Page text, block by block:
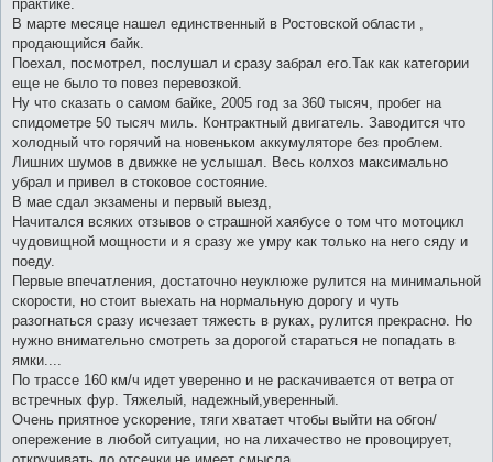
практике.
В марте месяце нашел единственный в Ростовской области ,
продающийся байк.
Поехал, посмотрел, послушал и сразу забрал его.Так как категории
еще не было то повез перевозкой.
Ну что сказать о самом байке, 2005 год за 360 тысяч, пробег на
спидометре 50 тысяч миль. Контрактный двигатель. Заводится что
холодный что горячий на новеньком аккумуляторе без проблем.
Лишних шумов в движке не услышал. Весь колхоз максимально
убрал и привел в стоковое состояние.
В мае сдал экзамены и первый выезд,
Начитался всяких отзывов о страшной хаябусе о том что мотоцикл
чудовищной мощности и я сразу же умру как только на него сяду и
поеду.
Первые впечатления, достаточно неуклюже рулится на минимальной
скорости, но стоит выехать на нормальную дорогу и чуть
разогнаться сразу исчезает тяжесть в руках, рулится прекрасно. Но
нужно внимательно смотреть за дорогой стараться не попадать в
ямки....
По трассе 160 км/ч идет уверенно и не раскачивается от ветра от
встречных фур. Тяжелый, надежный,уверенный.
Очень приятное ускорение, тяги хватает чтобы выйти на обгон/
опережение в любой ситуации, но на лихачество не провоцирует,